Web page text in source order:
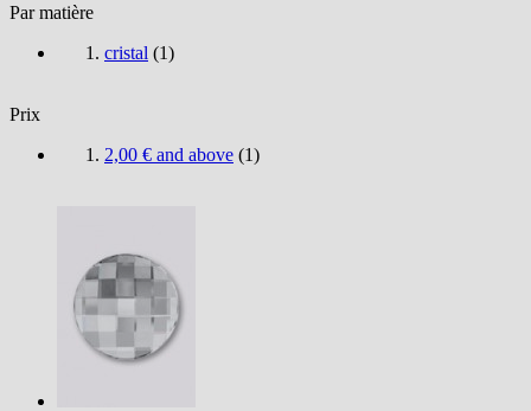
Par matière
cristal (1)
Prix
2,00 € and above (1)